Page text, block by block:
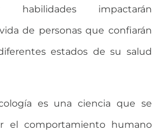
habilidades impactarán
de personas que confiarán
estados de su salud
es una ciencia que se
el comportamiento humano